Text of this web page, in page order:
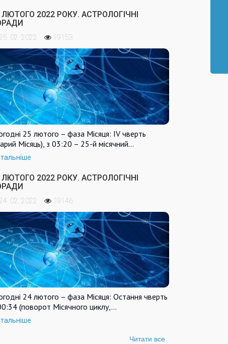
ЛЮТОГО 2022 РОКУ. АСТРОЛОГІЧНІ
02. 2022 19153
25 лютого – фаза Місяця: IV чверть
Місяць), з 03:20 – 25-й місячний…
ЛЮТОГО 2022 РОКУ. АСТРОЛОГІЧНІ
02. 2022 19146
24 лютого – фаза Місяця: Остання чверть
(поворот Місячного циклу,…
Читати все